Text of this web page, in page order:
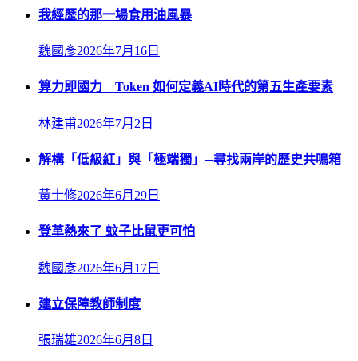
我經歷的那一場食用油風暴
魏國彥2026年7月16日
算力即國力 Token 如何定義AI時代的第五生產要素
林建甫2026年7月2日
解構「低級紅」與「極端獨」─尋找兩岸的歷史共鳴箱
黃士修2026年6月29日
登革熱來了 蚊子比鼠更可怕
魏國彥2026年6月17日
建立保障教師制度
張瑞雄2026年6月8日